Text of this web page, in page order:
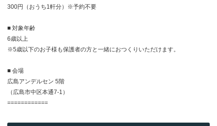
300円（おうち1軒分）※予約不要
■ 対象年齢
6歳以上
※5歳以下のお子様も保護者の方と一緒におつくりいただけます。
■ 会場
広島アンデルセン 5階
（広島市中区本通7-1）
============